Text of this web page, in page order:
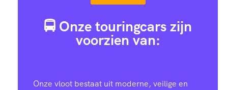
🚍 Onze touringcars zijn
voorzien van:
Onze vloot bestaat uit moderne, veilige en